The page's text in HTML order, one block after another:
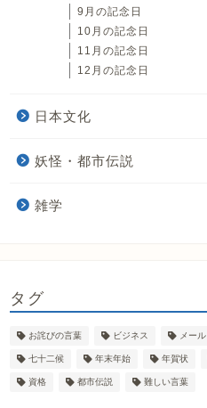
9月の記念日
10月の記念日
11月の記念日
12月の記念日
日本文化
妖怪・都市伝説
雑学
タグ
お詫びの言葉 ビジネス メール
七十二候 年末年始 年賀状
資格 都市伝説 難しい言葉